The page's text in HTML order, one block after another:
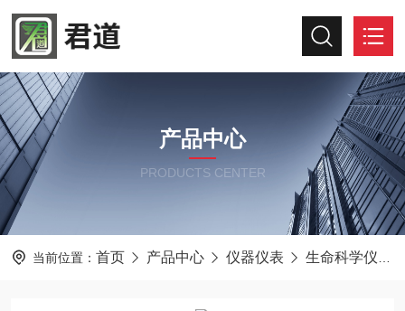
产品中心
PRODUCTS CENTER
当前位置： 首页 产品中心 仪器仪表 生命科学仪器及设备